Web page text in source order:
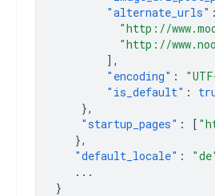
"alternate_urls" :
"http://
"http://
],
"encoding" :
"is_default" :
},
"startup_pages" : [
},
"default_locale" :
...
}